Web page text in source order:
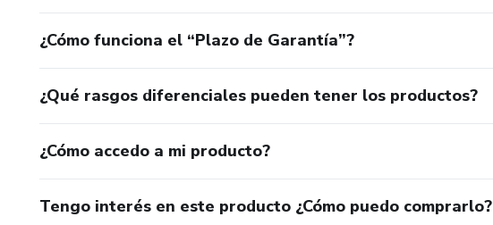
¿Cómo funciona el “Plazo de Garantía”?
¿Qué rasgos diferenciales pueden tener los productos?
¿Cómo accedo a mi producto?
Tengo interés en este producto ¿Cómo puedo comprarlo?